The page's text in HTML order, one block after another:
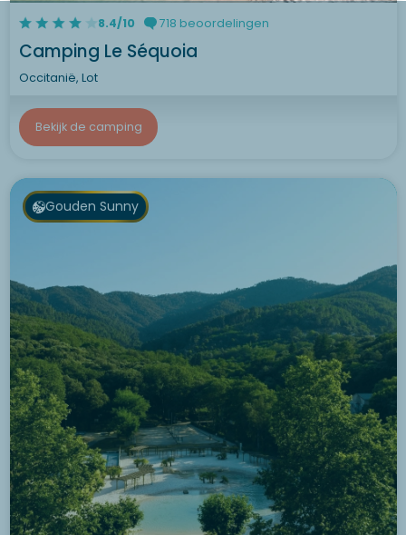
8.4/10 718 beoordelingen
Camping Le Séquoia
Occitanië, Lot
Bekijk de camping
Gouden Sunny